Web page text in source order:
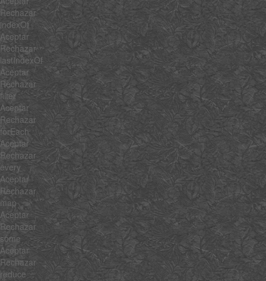
Rechazar
indexOf
Aceptar
Rechazar
lastIndexOf
Aceptar
Rechazar
filter
Aceptar
Rechazar
forEach
Aceptar
Rechazar
every
Aceptar
Rechazar
map
Aceptar
Rechazar
some
Aceptar
Rechazar
reduce